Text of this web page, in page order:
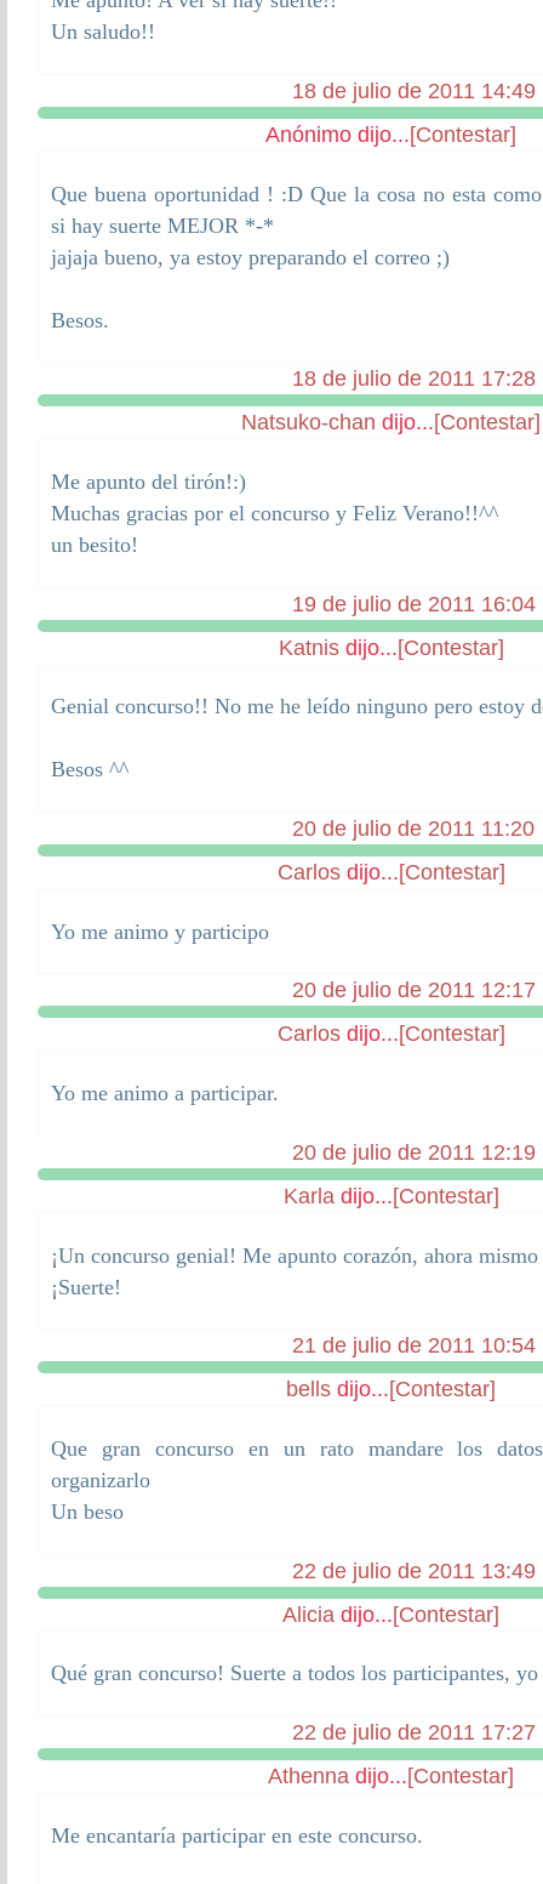
Un saludo!!
18 de julio de 2011 14:49
Anónimo dijo...[Contestar]
Que buena oportunidad ! :D Que la cosa no esta
si hay suerte MEJOR *-*
jajaja bueno, ya estoy preparando el correo ;)
Besos.
18 de julio de 2011 17:28
Natsuko-chan dijo...[Contestar]
Me apunto del tirón!:)
Muchas gracias por el concurso y Feliz Verano!!^^
un besito!
19 de julio de 2011 16:04
Katnisdijo...[Contestar]
Genial concurso!! No me he leído ninguno pero estoy
Besos ^^
20 de julio de 2011 11:20
Carlosdijo...[Contestar]
Yo me animo y participo
20 de julio de 2011 12:17
Carlosdijo...[Contestar]
Yo me animo a participar.
20 de julio de 2011 12:19
Karla dijo...[Contestar]
¡Un concurso genial! Me apunto corazón, ahora
¡Suerte!
21 de julio de 2011 10:54
bells dijo...[Contestar]
Que gran concurso en un rato mandare los
organizarlo
Un beso
22 de julio de 2011 13:49
Alicia dijo...[Contestar]
Qué gran concurso! Suerte a todos los participantes,
22 de julio de 2011 17:27
Athenna dijo...[Contestar]
Me encantaría participar en este concurso.